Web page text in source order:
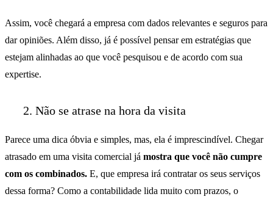
Assim, você chegará a empresa com dados relevantes e seguros para
dar opiniões. Além disso, já é possível pensar em estratégias que
estejam alinhadas ao que você pesquisou e de acordo com sua
expertise.
2. Não se atrase na hora da visita
Parece uma dica óbvia e simples, mas, ela é imprescindível. Chegar
atrasado em uma visita comercial já mostra que você não cumpre
com os combinados. E, que empresa irá contratar os seus serviços
dessa forma? Como a contabilidade lida muito com prazos, o